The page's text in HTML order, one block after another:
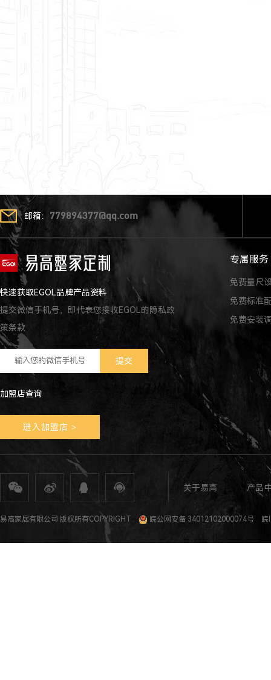
邮箱： 779894377@qq.com
快速获取EGOL品牌产品资料
提交微信手机号，即代表您接收EGOL的隐私政
策条款
加盟店查询
进入加盟店 >
专属服务
免费量尺
免费标准
免费安装
关于易高 产品
全屋定制 定制家具 整体家居 衣柜定制 橱柜定制 全屋定制加盟 全屋整装 全屋定制
易高家居有限公司 版权所有COPYRIGHT 皖公网安备 34012102000074号 皖